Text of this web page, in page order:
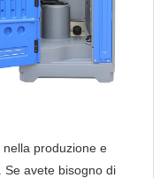
produzione e
avete bisogno di